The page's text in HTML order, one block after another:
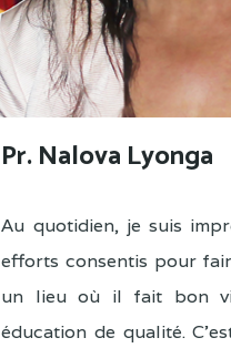
Pr. Nalova Lyonga
Au quotidien, je suis
efforts consentis pour
un lieu où il fait bon
éducation de qualité.